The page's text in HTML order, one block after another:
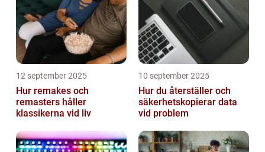
12 september 2025
Hur remakes och
remasters håller
klassikerna vid liv
10 september 2025
Hur du återställer och
säkerhetskopierar data
vid problem